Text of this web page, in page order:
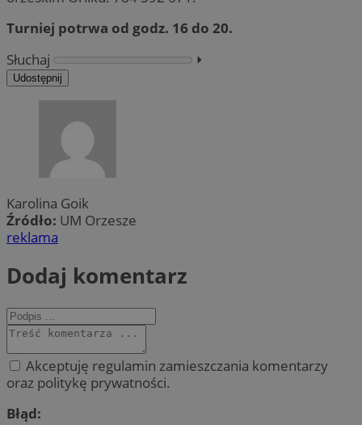
Turniej potrwa od godz. 16 do 20.
Słuchaj
⏵︎
Udostępnij
Karolina Goik
Źródło: UM Orzesze
reklama
Dodaj komentarz
Akceptuję regulamin zamieszczania komentarzy
oraz politykę prywatności.
Błąd: